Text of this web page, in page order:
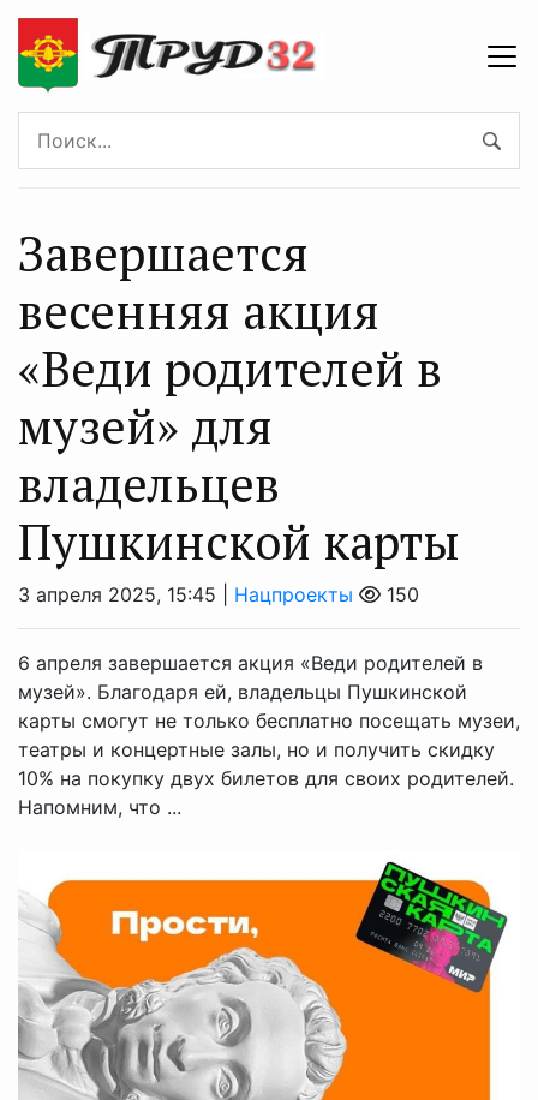
Завершается
весенняя акция
«Веди родителей в
музей» для
владельцев
Пушкинской карты
3 апреля 2025, 15:45 | Нацпроекты 150
6 апреля завершается акция «Веди родителей в
музей». Благодаря ей, владельцы Пушкинской
карты смогут не только бесплатно посещать музеи,
театры и концертные залы, но и получить скидку
10% на покупку двух билетов для своих родителей.
Напомним, что ...